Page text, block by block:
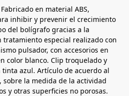
en material ABS,
inhibir y prevenir el crecimiento
del bolígrafo gracias a la
tratamiento especial realizado con
pulsador, con accesorios en
color blanco. Clip troquelado y
azul. Artículo de acuerdo al
sobre la medida de la actividad
y otras superficies no porosas.